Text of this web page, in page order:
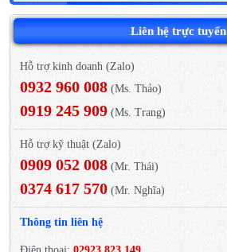
Liên hệ trực tuyến
Hỗ trợ kinh doanh (Zalo)
0932 960 008 (Ms. Thảo)
0919 245 909 (Ms. Trang)
Hỗ trợ kỹ thuật (Zalo)
0909 052 008 (Mr. Thái)
0374 617 570 (Mr. Nghĩa)
Thông tin liên hệ